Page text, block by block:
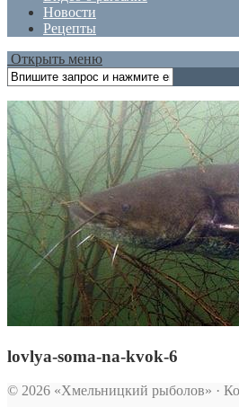
Новости
Рецепты
Открыть меню
lovlya-soma-na-kvok-6
© 2026 «Хмельницкий рыболов» ·